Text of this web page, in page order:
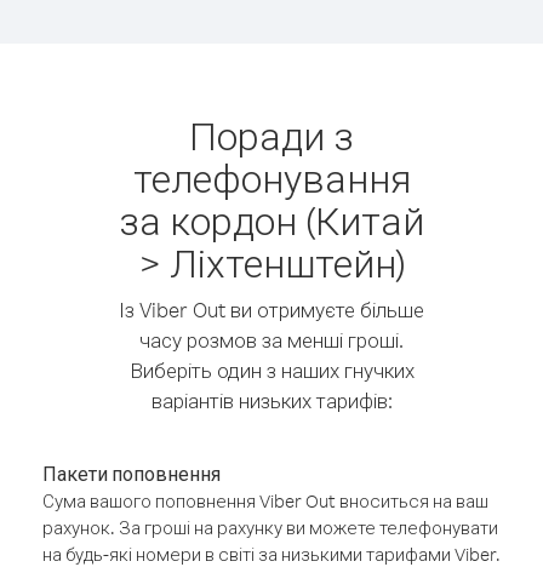
Поради з
телефонування
за кордон (Китай
> Ліхтенштейн)
Із Viber Out ви отримуєте більше
часу розмов за менші гроші.
Виберіть один з наших гнучких
варіантів низьких тарифів:
Пакети поповнення
Сума вашого поповнення Viber Out вноситься на ваш
рахунок. За гроші на рахунку ви можете телефонувати
на будь-які номери в світі за низькими тарифами Viber.